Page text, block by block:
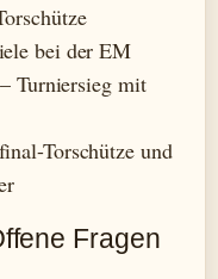
bei der EM
Turniersieg mit
Torschütze und
Fragen